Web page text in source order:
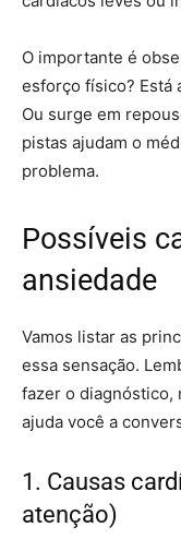
O importante é
esforço físico? Está
Ou surge em
pistas ajudam o
problema.
Possíveis
ansiedade
Vamos listar as
essa sensação.
fazer o diagnóstico,
ajuda você a
1. Causas
atenção)